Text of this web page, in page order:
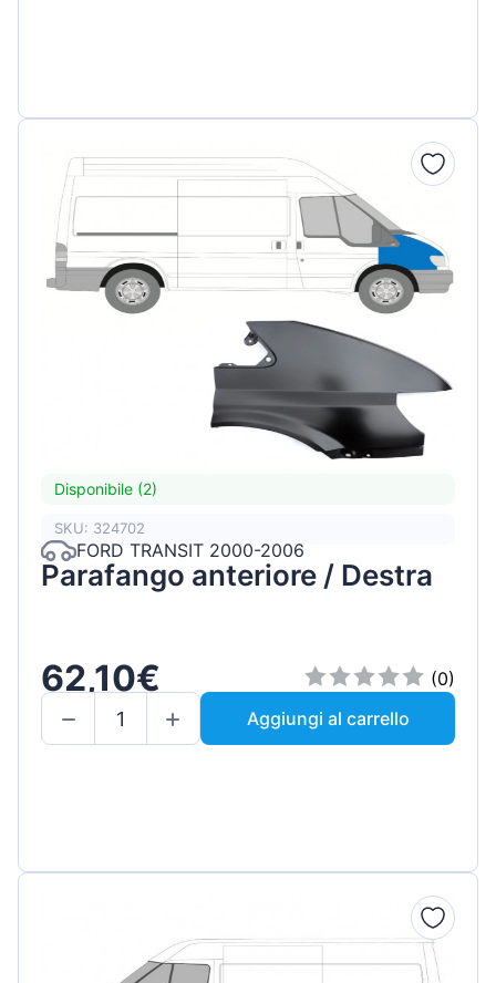
Disponibile (2)
SKU: 324702
FORD TRANSIT 2000-2006
Parafango anteriore / Destra
62,10€
(0)
Aggiungi al carrello